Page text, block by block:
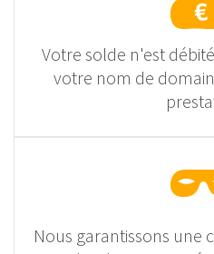
Votre solde n'est
votre nom de
Nous garantissons une